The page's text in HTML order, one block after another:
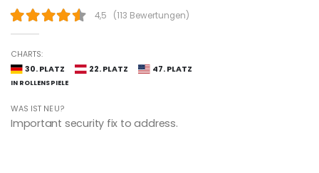
4,5 (113 Bewertungen)
CHARTS:
30. PLATZ
22. PLATZ 47. PLATZ
IN ROLLENSPIELE
WAS IST NEU?
Important security fix to address.